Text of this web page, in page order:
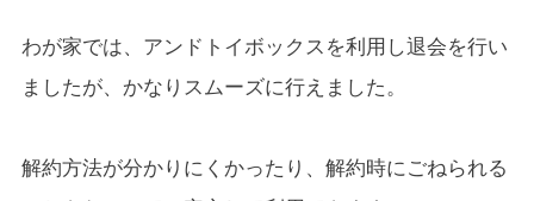
わが家では、アンドトイボックスを利用し退会を行い
ましたが、かなりスムーズに行えました。
解約方法が分かりにくかったり、解約時にごねられる